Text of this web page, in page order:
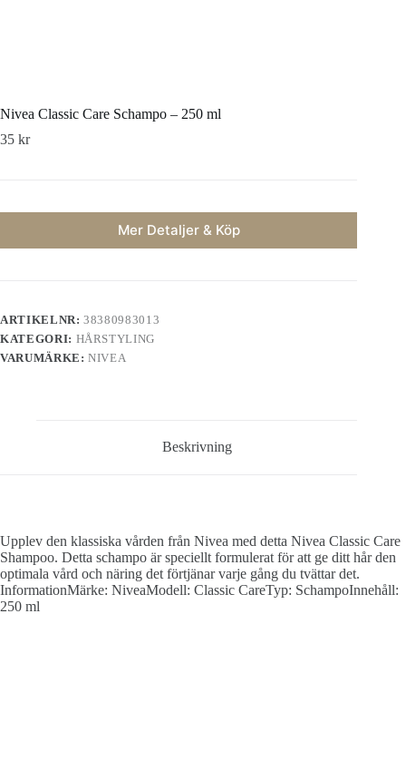
Nivea Classic Care Schampo – 250 ml
35 kr
Mer Detaljer & Köp
ARTIKELNR:38380983013
KATEGORI: HÅRSTYLING
VARUMÄRKE:NIVEA
Beskrivning
Upplev den klassiska vården från Nivea med detta Nivea Classic Care
Shampoo. Detta schampo är speciellt formulerat för att ge ditt hår den
optimala vård och näring det förtjänar varje gång du tvättar det.
InformationMärke: NiveaModell: Classic CareTyp: SchampoInnehåll:
250 ml